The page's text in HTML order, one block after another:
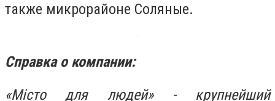
также микрорайоне Соляные.
Справка о компании:
«Місто для людей» - крупнейший